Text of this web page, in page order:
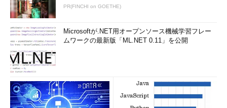
PR(FINCHI on GOETHE)
Microsoftが.NET用オープンソース機械学習フレー
ムワークの最新版「ML.NET 0.11」を公開